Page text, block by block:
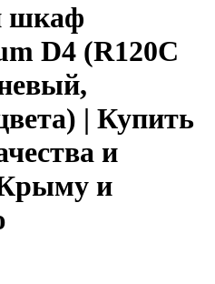
шкаф
D4 (R120C
| Купить
и
Крыму и